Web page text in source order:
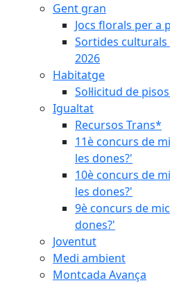
Gent gran
Jocs florals per a
Sortides
2026
Habitatge
Sol·licitud de
Igualtat
Recursos Trans*
11è concurs de
les dones?'
10è concurs de
les dones?'
9è concurs de
dones?'
Joventut
Medi ambient
Montcada Avança